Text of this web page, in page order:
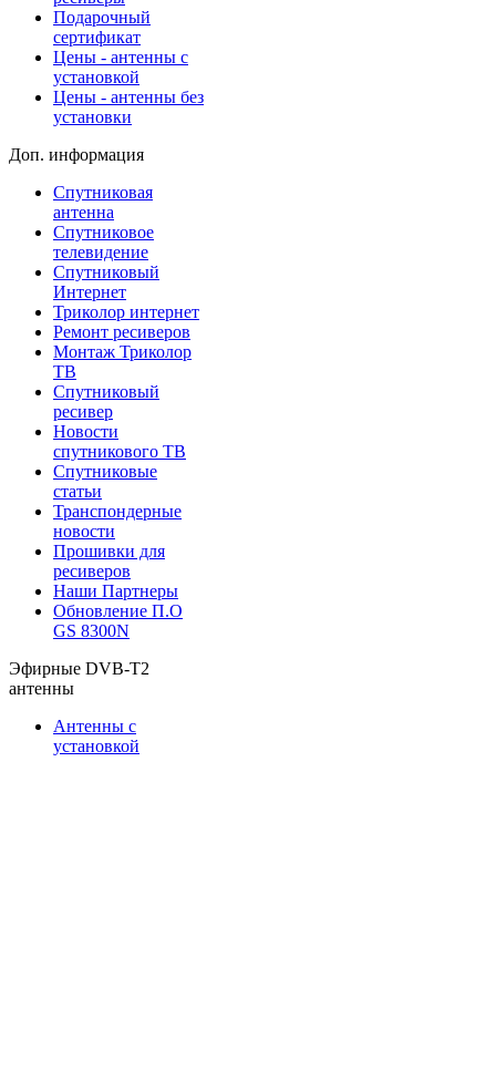
Подарочный
сертификат
Цены - антенны с
установкой
Цены - антенны без
установки
Доп. информация
Спутниковая
антенна
Спутниковое
телевидение
Спутниковый
Интернет
Триколор интернет
Ремонт ресиверов
Монтаж Триколор
ТВ
Спутниковый
ресивер
Новости
спутникового ТВ
Спутниковые
статьи
Транспондерные
новости
Прошивки для
ресиверов
Наши Партнеры
Обновление П.О
GS 8300N
Эфирные DVB-T2
антенны
Антенны с
установкой